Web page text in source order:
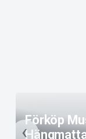
Förköp